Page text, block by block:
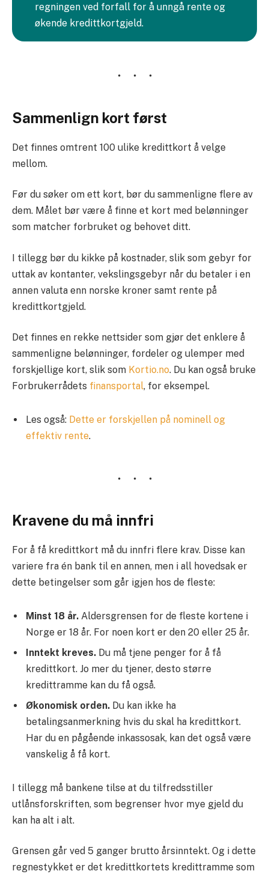
regningen ved forfall for å unngå rente og
økende kredittkortgjeld.
Sammenlign kort først
Det finnes omtrent 100 ulike kredittkort å velge
mellom.
Før du søker om ett kort, bør du sammenligne flere av
dem. Målet bør være å finne et kort med belønninger
som matcher forbruket og behovet ditt.
I tillegg bør du kikke på kostnader, slik som gebyr for
uttak av kontanter, vekslingsgebyr når du betaler i en
annen valuta enn norske kroner samt rente på
kredittkortgjeld.
Det finnes en rekke nettsider som gjør det enklere å
sammenligne belønninger, fordeler og ulemper med
forskjellige kort, slik som Kortio.no. Du kan også bruke
Forbrukerrådets finansportal, for eksempel.
Les også: Dette er forskjellen på nominell og
effektiv rente.
Kravene du må innfri
For å få kredittkort må du innfri flere krav. Disse kan
variere fra én bank til en annen, men i all hovedsak er
dette betingelser som går igjen hos de fleste:
Minst 18 år. Aldersgrensen for de fleste kortene i
Norge er 18 år. For noen kort er den 20 eller 25 år.
Inntekt kreves. Du må tjene penger for å få
kredittkort. Jo mer du tjener, desto større
kredittramme kan du få også.
Økonomisk orden. Du kan ikke ha
betalingsanmerkning hvis du skal ha kredittkort.
Har du en pågående inkassosak, kan det også være
vanskelig å få kort.
I tillegg må bankene tilse at du tilfredsstiller
utlånsforskriften, som begrenser hvor mye gjeld du
kan ha alt i alt.
Grensen går ved 5 ganger brutto årsinntekt. Og i dette
regnestykket er det kredittkortets kredittramme som